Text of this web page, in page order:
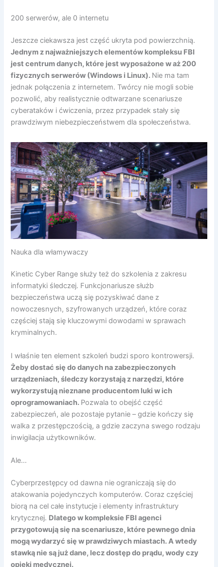
200 serwerów, ale 0 internetu
Jeszcze ciekawsza jest część ukryta pod powierzchnią.
Jednym z najważniejszych elementów kompleksu FBI
jest centrum danych, które jest wyposażone w aż 200
fizycznych serwerów (Windows i Linux). Nie ma tam
jednak połączenia z internetem. Twórcy nie mogli sobie
pozwolić, aby realistycznie odtwarzane scenariusze
cyberataków i ćwiczenia, przez przypadek stały się
prawdziwym niebezpieczeństwem dla społeczeństwa.
Nauka dla włamywaczy
Kinetic Cyber Range służy też do szkolenia z zakresu
informatyki śledczej. Funkcjonariusze służb
bezpieczeństwa uczą się pozyskiwać dane z
nowoczesnych, szyfrowanych urządzeń, które coraz
częściej stają się kluczowymi dowodami w sprawach
kryminalnych.
I właśnie ten element szkoleń budzi sporo kontrowersji.
Żeby dostać się do danych na zabezpieczonych
urządzeniach, śledczy korzystają z narzędzi, które
wykorzystują nieznane producentom luki w ich
oprogramowaniach. Pozwala to obejść część
zabezpieczeń, ale pozostaje pytanie – gdzie kończy się
walka z przestępczością, a gdzie zaczyna swego rodzaju
inwigilacja użytkowników.
Ale…
Cyberprzestępcy od dawna nie ograniczają się do
atakowania pojedynczych komputerów. Coraz częściej
biorą na cel całe instytucje i elementy infrastruktury
krytycznej. Dlatego w kompleksie FBI agenci
przygotowują się na scenariusze, które pewnego dnia
mogą wydarzyć się w prawdziwych miastach. A wtedy
stawką nie są już dane, lecz dostęp do prądu, wody czy
opieki medycznej.